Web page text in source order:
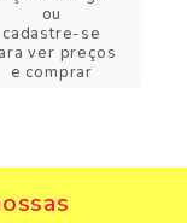
ou
cadastre-se
ver preços
e comprar